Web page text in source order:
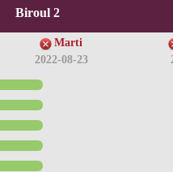
Biroul 2
Marti
2022-08-23